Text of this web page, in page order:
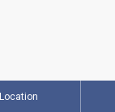
Location